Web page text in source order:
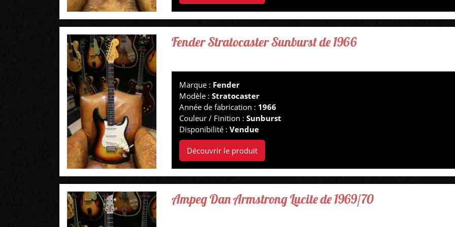
Fender Stratocaster Sunburst de 1966
Marque : Fender
Modèle :Stratocaster
Année de fabrication : 1966
Couleur / Finition :Sunburst
Disponibilité :Vendue
Découvrir le produit
Ampeg Dan Armstrong Lucite de 1969/70